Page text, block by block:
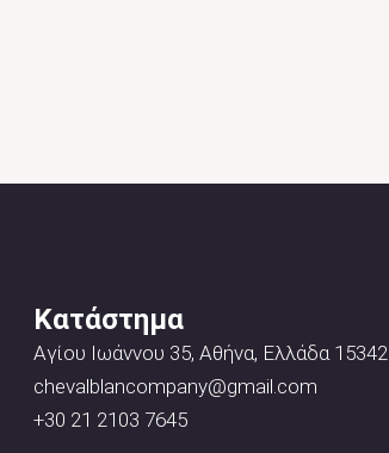
Κατάστημα
Αγίου Ιωάννου 35, Αθήνα, Ελλάδα 15342
chevalblancompany@gmail.com
+30 21 2103 7645